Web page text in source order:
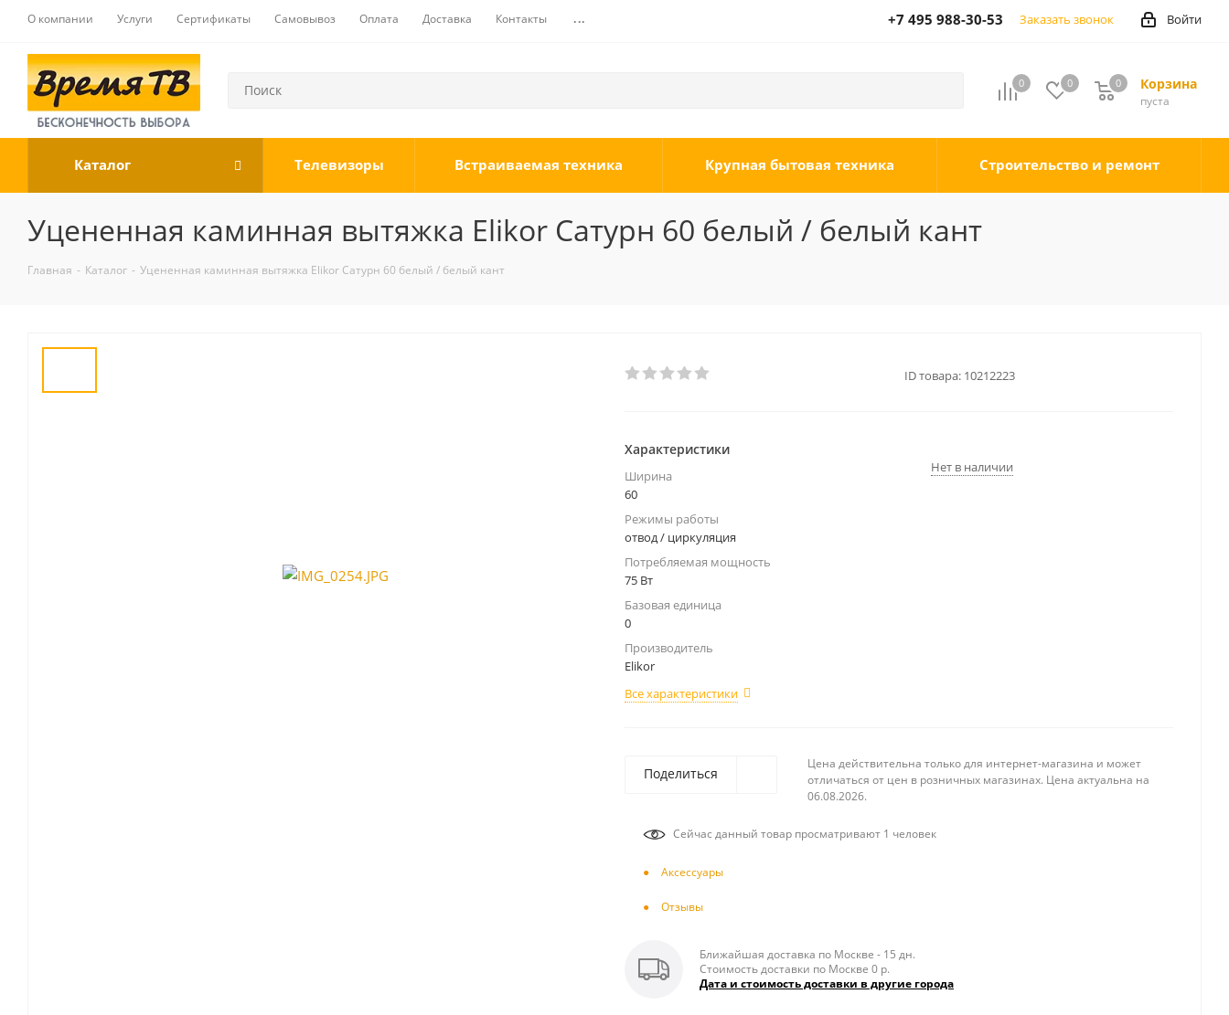
О компании Услуги Сертификаты Самовывоз Оплата Доставка Контакты ... Войти
+7 495 988-30-53 Заказать звонок
0 0 Корзина
0
пуста
0
Каталог Телевизоры Встраиваемая техника Крупная бытовая техника Строительство и ремонт
Уцененная каминная вытяжка Elikor Сатурн 60 белый / белый кант
Главная - Каталог - Уцененная каминная вытяжка Elikor Сатурн 60 белый / белый кант
ID товара: 10212223
Характеристики
Ширина
60
Режимы работы
отвод / циркуляция
Потребляемая мощность
75 Вт
Базовая единица
0
Производитель
Elikor
Все характеристики
Нет в наличии
Поделиться
Цена действительна только для интернет-магазина и может
отличаться от цен в розничных магазинах. Цена актуальна на
06.08.2026.
Сейчас данный товар просматривают 1 человек
Аксесcуары
Отзывы
Ближайшая доставка по Москве - 15 дн.
Стоимость доставки по Москве 0 р.
Дата и стоимость доставки в другие города